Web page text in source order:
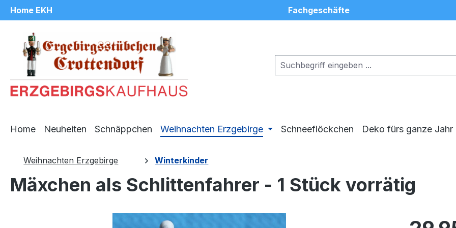
Hauptinhalt springen
Zur Suche springen
Zur Hauptnavigation springen
Home EKH Fachgeschäfte
Home Neuheiten Schnäppchen Weihnachten Erzgebirge Schneeflöckchen Deko fürs ganze Jahr
Weihnachten Erzgebirge Winterkinder
Mäxchen als Schlittenfahrer - 1 Stück vorrätig
Regulärer